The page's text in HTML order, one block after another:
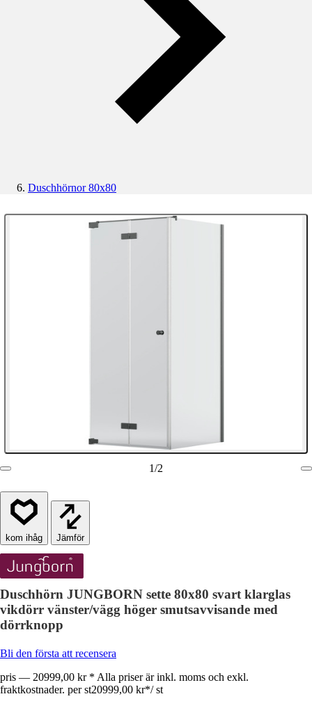
Duschhörnor 80x80
1/2
Jämför
Duschhörn JUNGBORN sette 80x80 svart klarglas
vikdörr vänster/vägg höger smutsavvisande med
dörrknopp
Bli den första att recensera
pris — 20999,00 kr * Alla priser är inkl. moms och exkl.
fraktkostnader. per st20999,00 kr*/ st